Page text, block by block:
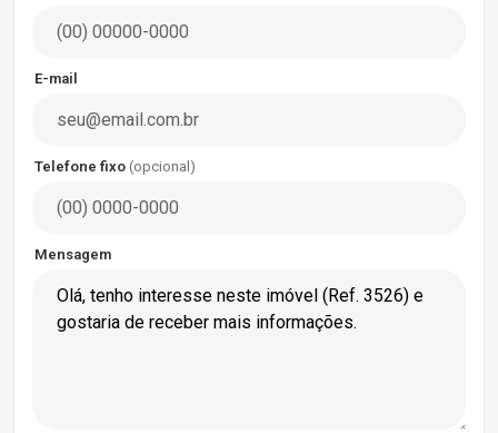
E-mail
Telefone fixo (opcional)
Mensagem